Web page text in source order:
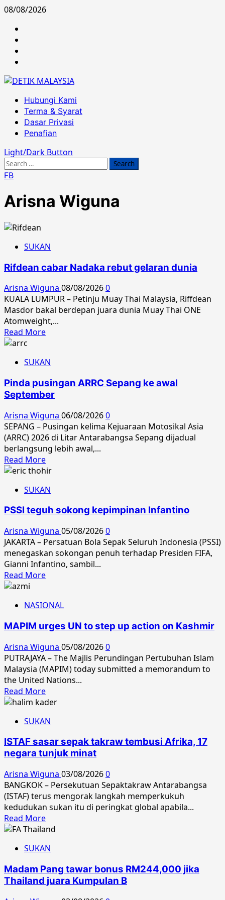
Skip
content
08/08/2026
Primary
Menu
Hubungi Kami
Terma & Syarat
Dasar Privasi
Penafian
Light/Dark Button
Search
for:
FB
Arisna Wiguna
SUKAN
Rifdean cabar Nadaka rebut gelaran dunia
Arisna Wiguna 08/08/20260
KUALA LUMPUR – Petinju Muay Thai Malaysia, Riffdean
Masdor bakal berdepan juara dunia Muay Thai ONE
Atomweight,...
Read MoreRead
Rifdean
Nadaka
rebut
dunia
SUKAN
Pinda pusingan ARRC Sepang ke awal
September
Arisna Wiguna 06/08/20260
SEPANG – Pusingan kelima Kejuaraan Motosikal Asia
(ARRC) 2026 di Litar Antarabangsa Sepang dijadual
berlangsung lebih awal,...
Read MoreRead
more
Pinda
ARRC
Sepang
ke
awal
September
SUKAN
PSSI teguh sokong kepimpinan Infantino
Arisna Wiguna 05/08/20260
JAKARTA – Persatuan Bola Sepak Seluruh Indonesia (PSSI)
menegaskan sokongan penuh terhadap Presiden FIFA,
Gianni Infantino, sambil...
Read MoreRead
PSSI
sokong
Infantino
NASIONAL
MAPIM urges UN to step up action on Kashmir
Arisna Wiguna 05/08/20260
PUTRAJAYA – The Majlis Perundingan Pertubuhan Islam
Malaysia (MAPIM) today submitted a memorandum to
the United Nations...
Read MoreRead
more
MAPIM
UN
to
up
action
on
Kashmir
SUKAN
ISTAF sasar sepak takraw tembusi Afrika, 17
negara tunjuk minat
Arisna Wiguna 03/08/20260
BANGKOK – Persekutuan Sepaktakraw Antarabangsa
(ISTAF) terus mengorak langkah memperkukuh
kedudukan sukan itu di peringkat global apabila...
Read MoreRead
more
ISTAF
sepak
takraw
SUKAN
Madam Pang tawar bonus RM244,000 jika
Thailand juara Kumpulan B